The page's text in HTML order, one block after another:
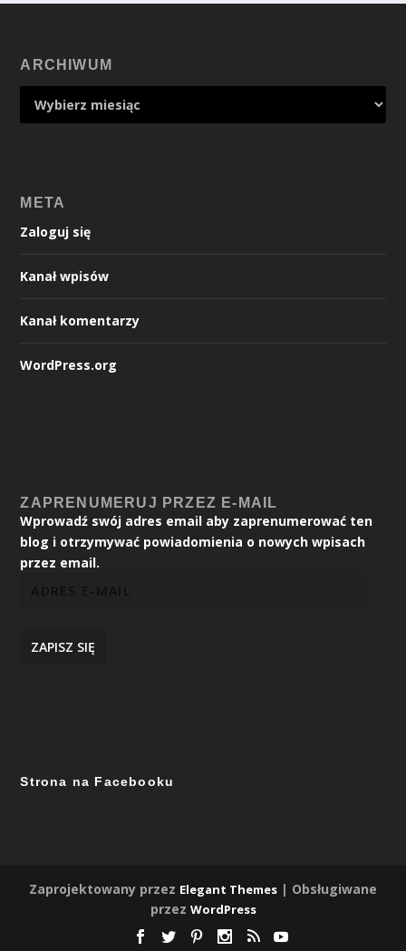
ARCHIWUM
META
Zaloguj się
Kanał wpisów
Kanał komentarzy
WordPress.org
ZAPRENUMERUJ PRZEZ E-MAIL
Wprowadź swój adres email aby zaprenumerować ten
blog i otrzymywać powiadomienia o nowych wpisach
przez email.
ZAPISZ SIĘ
Strona na Facebooku
Zaprojektowany przez Elegant Themes | Obsługiwane
przez WordPress